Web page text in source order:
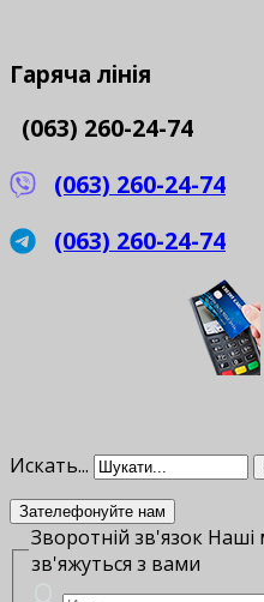
Гаряча лінія
(063) 260-24-74
(063) 260-24-74
(063) 260-24-74
Искать...
Зателефонуйте нам
Зворотній зв'язок Наші
зв'яжуться з вами